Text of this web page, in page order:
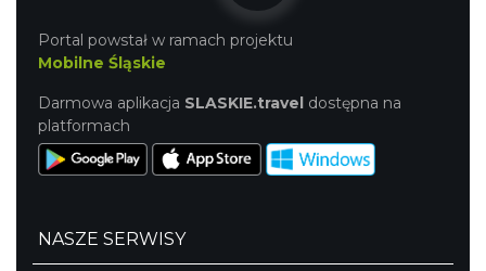
Portal powstał w ramach projektu
Mobilne Śląskie
Darmowa aplikacja SLASKIE.travel dostępna na
platformach
NASZE SERWISY